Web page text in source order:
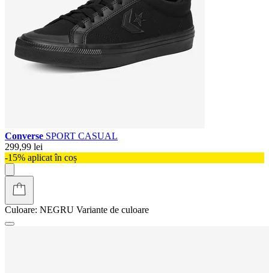
Converse SPORT CASUAL
299,99 lei
-15% aplicat în coș
Culoare: NEGRU Variante de culoare